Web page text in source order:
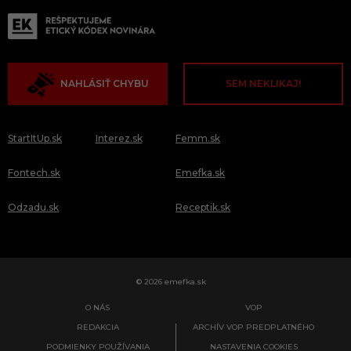
NAHLÁSIŤ CHYBU SEM NEKLIKAJ!
StartItUp.sk
Fontech.sk
Odzadu.sk
Interez.sk Femm.sk
Emefka.sk
Receptik.sk
© 2026 emefka.sk
O NÁS
REDAKCIA
PODMIENKY POUŽÍVANIA
VOP
ARCHÍV VOP PREDPLATNÉHO
NASTAVENIA COOKIES